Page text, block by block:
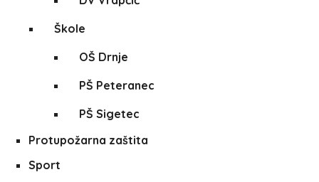
Škole
OŠ Drnje
PŠ Peteranec
PŠ Sigetec
Protupožarna zaštita
Sport